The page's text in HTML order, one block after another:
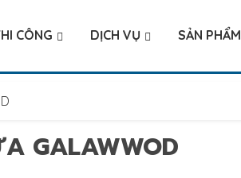
CÔNG DỊCH VỤ SẢN PHẨM
GALAWWOD